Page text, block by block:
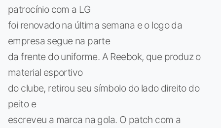
patrocínio com a LG
foi renovado na última semana e o logo da
empresa segue na parte
da frente do uniforme. A Reebok, que produz o
material esportivo
do clube, retirou seu símbolo do lado direito do
peito e
escreveu a marca na gola. O patch com a